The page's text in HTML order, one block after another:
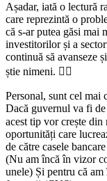
Așadar, iată o lectură
care reprezintă o
că s-ar putea găsi mai
investitorilor și a
continuă să avanseze
știe nimeni. 🤷‍♂️
Personal, sunt cel mai
Dacă guvernul va fi
acest tip vor crește
oportunități care
de către casele
(Nu am încă în vizor
unele) Și pentru că